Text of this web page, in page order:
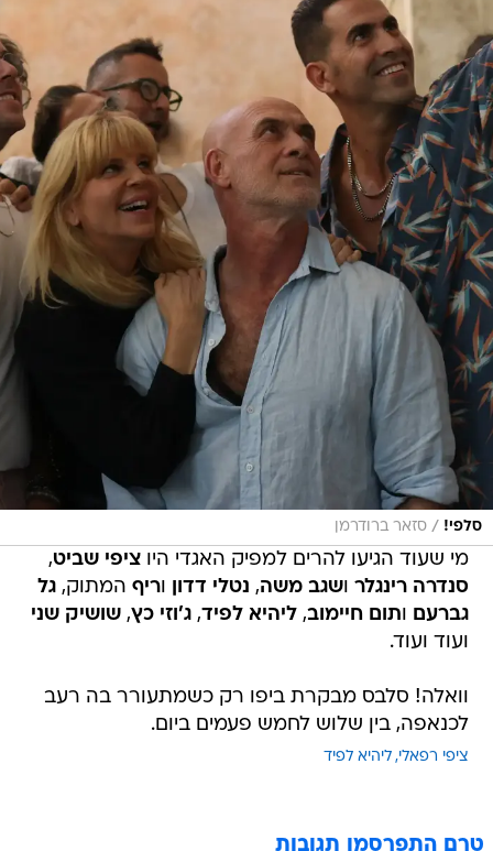
סלפי! / סזאר ברודרמן
מי שעוד הגיעו להרים למפיק האגדי היוציפי שביט,
סנדרה רינגלר ושגב משה, נטלי דדון וריף המתוק,גל
גברעם ותום חיימוב,ליהיא לפיד,ג'וזי כץ,שושיק שני
ועוד ועוד.
וואלה! סלבס מבקרת ביפו רק כשמתעורר בה רעב
לכנאפה, בין שלוש לחמש פעמים ביום.
ציפי רפאלי ליהיא לפיד
טרם התפרסמו תגובות